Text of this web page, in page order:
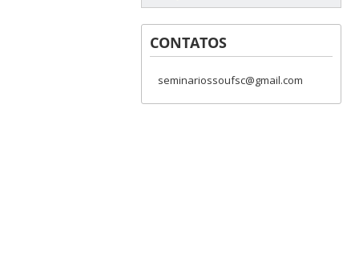
CONTATOS
seminariossoufsc@gmail.com